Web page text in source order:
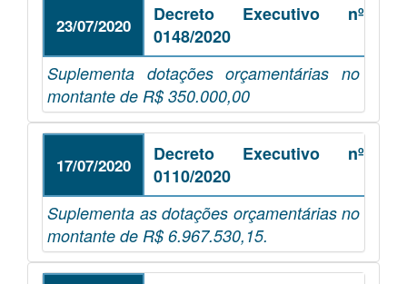
23/07/2020
Decreto Executivo nº
0148/2020
Suplementa dotações orçamentárias no
montante de R$ 350.000,00
17/07/2020
Decreto Executivo nº
0110/2020
Suplementa as dotações orçamentárias no
montante de R$ 6.967.530,15.